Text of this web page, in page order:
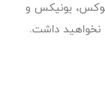
یونیکس و
نخواهید داشت.